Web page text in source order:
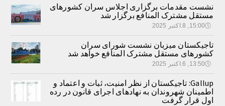
نشست مقدمات برگزاری اجلاس سران کشورهای
مستقل مشترک المنافع برگزار شد
🕔15:00, 8.اکتبر 2025
تاجیکستان میزبان نشست شورای سران
کشورهای مستقل مشترک المنافع خواهد شد
🕔13:50, 6.اکتبر 2025
Gallup: تاجیکستان از نظر امنیت، ثبات و اعتماد و
اطمینان شهروندان به نهادهای اجرای قانون در رده
اول قرار گرفت